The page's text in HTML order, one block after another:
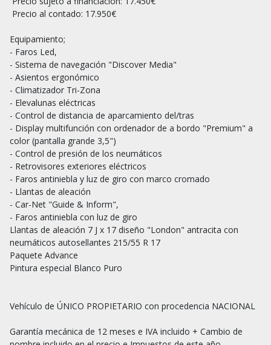
Equipamiento;
- Faros Led,
- Sistema de navegación "Discover Media"
- Asientos ergonómico
- Climatizador Tri-Zona
- Elevalunas eléctricas
- Control de distancia de aparcamiento del/tras
- Display multifunción con ordenador de a bordo "Premium" a
color (pantalla grande 3,5")
- Control de presión de los neumáticos
- Retrovisores exteriores eléctricos
- Faros antiniebla y luz de giro con marco cromado
- Llantas de aleación
- Car-Net "Guide & Inform",
- Faros antiniebla con luz de giro
Llantas de aleación 7 J x 17 diseño "London" antracita con
neumáticos autosellantes 215/55 R 17
Paquete Advance
Pintura especial Blanco Puro
Vehículo de ÚNICO PROPIETARIO con procedencia NACIONAL
Garantía mecánica de 12 meses e IVA incluido + Cambio de